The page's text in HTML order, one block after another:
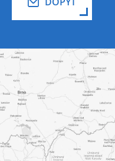
aké žalúzie budú
koľko má okno skiel. Pri
Čo by ste mali
Určite si dobre zmerajte
priložiť aj náčrtok alebo
napríklad farbu, materiál
Zrýchli to našu ponuku.
Prečo si